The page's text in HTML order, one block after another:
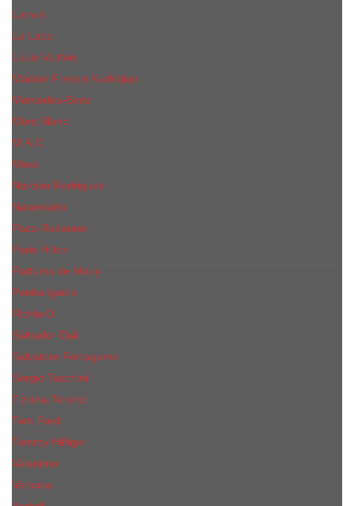
Lanvin
Le Labo
Louis Vuitton
Maison Francis Kurkdjian
Mercedes-Benz
Mont Blanc
M.А.C.
Mexx
Narciso Rodriguez
Nasomatto
Paco Rabanne
Paris Hilton
Parfums de Marly
Penhaligon​'s
RicHarD
Salvador Dali
Salvatore Ferragamo
Sergio Tacchini
Tiziana Terenzi
Tom Ford
Tommy Hilfiger
Valentino
Versace